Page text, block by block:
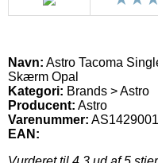
Navn: Astro Tacoma
Skærm Opal
Kategori: Brands > Astro
Producent: Astro
Varenummer:
EAN: